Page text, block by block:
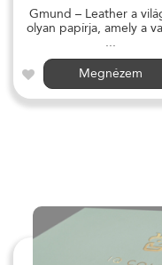
Gmund – Leather a
olyan papírja, amely a
...
Megnézem